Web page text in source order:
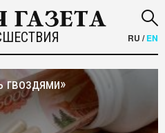
RU /EN
гвоздями»